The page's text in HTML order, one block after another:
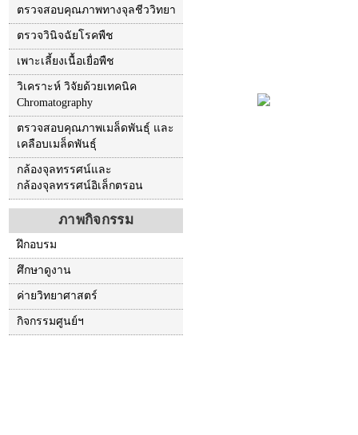
ตรวจสอบคุณภาพทางจุลชีววิทยา
ตรวจวินิจฉัยโรคพืช
เพาะเลี้ยงเนื้อเยื่อพืช
วิเคราะห์ วิจัยด้วยเทคนิค
Chromatography
ตรวจสอบคุณภาพเมล็ดพันธุ์ และ
เคลือบเมล็ดพันธุ์
กล้องจุลทรรศน์และ
กล้องจุลทรรศน์อิเล็กตรอน
ภาพกิจกรรม
ฝึกอบรม
ศึกษาดูงาน
ค่ายวิทยาศาสตร์
กิจกรรมศูนย์ฯ